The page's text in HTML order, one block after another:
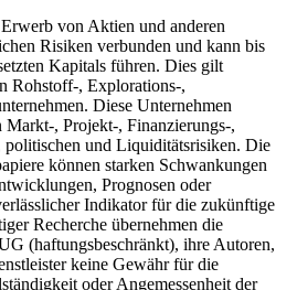
von Aktien und anderen
Risiken verbunden und kann bis
Kapitals führen. Dies gilt
Rohstoff-, Explorations-,
Diese Unternehmen
Markt-, Projekt-, Finanzierungs-,
und Liquiditätsrisiken. Die
können starken Schwankungen
Prognosen oder
Indikator für die zukünftige
Recherche übernehmen die
(haftungsbeschränkt), ihre Autoren,
keine Gewähr für die
oder Angemessenheit der